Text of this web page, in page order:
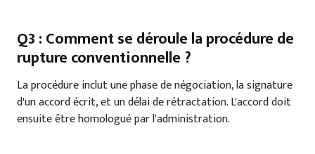
Q3 : Comment se déroule la procédure de
rupture conventionnelle ?
La procédure inclut une phase de négociation, la signature
d'un accord écrit, et un délai de rétractation. L'accord doit
ensuite être homologué par l'administration.